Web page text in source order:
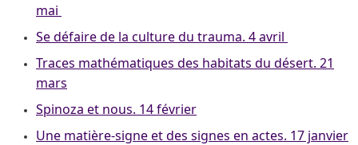
mai
Se défaire de la culture du trauma. 4 avril
Traces mathématiques des habitats du désert. 21
mars
Spinoza et nous. 14 février
Une matière-signe et des signes en actes. 17 janvier